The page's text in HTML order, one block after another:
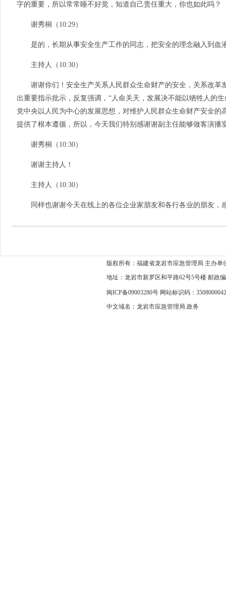
字的重要，所以常常睡不好觉，知道自己责任重大，你也如此吗？
谢秀桐（10:29）
是的，长期从事安全生产工作的同志，把安全的理念融入到血
主持人（10:30）
谢谢你们！安全生产关系人民群众生命财产的安全，关系改革
出重要指示批示，反复强调，“人命关天，发展决不能以牺牲人的
党中央以人民为中心的发展思想，对维护人民群众生命财产安全
提供了根本遵循，所以，今天我们特别感谢谢副主任能够做客演播
谢秀桐（10:30）
谢谢主持人！
主持人（10:30）
同样也谢谢今天在线上的各位企业家朋友和各行各业的朋友，